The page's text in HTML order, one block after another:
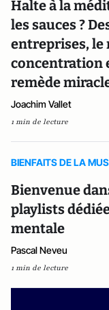
Halte à la
les sauces ?
entreprises, le
concentration
remède
Joachim Vallet
1 min de lecture
BIENFAITS DE LA
Bienvenue
playlists
mentale
Pascal Neveu
1 min de lecture